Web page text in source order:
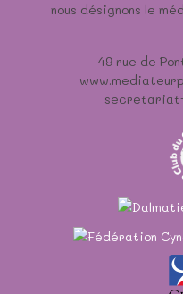
nous désignons le
49 rue de
secretariat-